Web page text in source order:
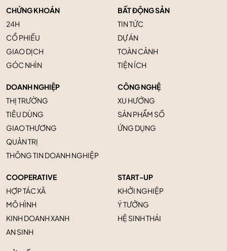
CHỨNG KHOÁN
24H
CỔ PHIẾU
GIAO DỊCH
GÓC NHÌN
BẤT ĐỘNG SẢN
TIN TỨC
DỰ ÁN
TOÀN CẢNH
TIỆN ÍCH
DOANH NGHIỆP
THỊ TRƯỜNG
TIÊU DÙNG
GIAO THƯƠNG
QUẢN TRỊ
THÔNG TIN DOANH NGHIỆP
CÔNG NGHỆ
XU HƯỚNG
SẢN PHẨM SỐ
ỨNG DỤNG
COOPERATIVE
HỢP TÁC XÃ
MÔ HÌNH
KINH DOANH XANH
AN SINH
START-UP
KHỞI NGHIỆP
Ý TƯỞNG
HỆ SINH THÁI